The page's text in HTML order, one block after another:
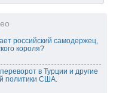
российский самодержец,
короля?
в Турции и другие
политики США.